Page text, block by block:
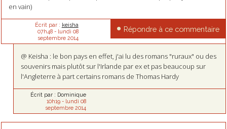
en vain)
Écrit par : keisha
07h48- lundi 08
septembre 2014
Répondre à ce commentaire
@ Keisha : le bon pays en effet, j'ai lu des romans "ruraux" ou des
souvenirs mais plutôt sur l'Irlande par ex et pas beaucoup sur
l'Angleterre à part certains romans de Thomas Hardy
Écrit par : Dominique
10h19- lundi 08
septembre 2014